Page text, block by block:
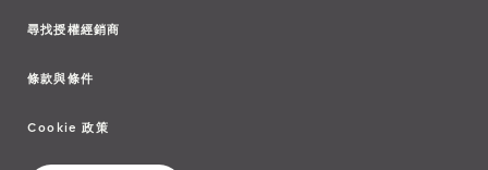
尋找授權經銷商
條款與條件
Cookie 政策